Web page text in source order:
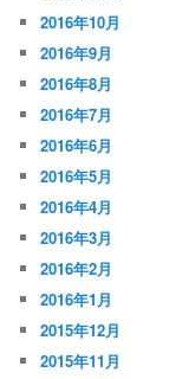
2016年10月
2016年9月
2016年8月
2016年7月
2016年6月
2016年5月
2016年4月
2016年3月
2016年2月
2016年1月
2015年12月
2015年11月